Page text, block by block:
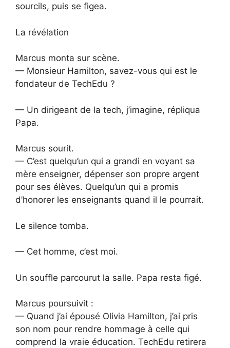
sourcils, puis se figea.
La révélation
Marcus monta sur scène.
— Monsieur Hamilton, savez-vous qui est le
fondateur de TechEdu ?
— Un dirigeant de la tech, j’imagine, répliqua
Papa.
Marcus sourit.
— C’est quelqu’un qui a grandi en voyant sa
mère enseigner, dépenser son propre argent
pour ses élèves. Quelqu’un qui a promis
d’honorer les enseignants quand il le pourrait.
Le silence tomba.
— Cet homme, c’est moi.
Un souffle parcourut la salle. Papa resta figé.
Marcus poursuivit :
— Quand j’ai épousé Olivia Hamilton, j’ai pris
son nom pour rendre hommage à celle qui
comprend la vraie éducation. TechEdu retirera